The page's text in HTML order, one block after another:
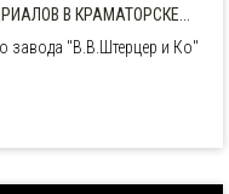
В КРАМАТОРСКЕ...
завода "В.В.Штерцер и Ко"